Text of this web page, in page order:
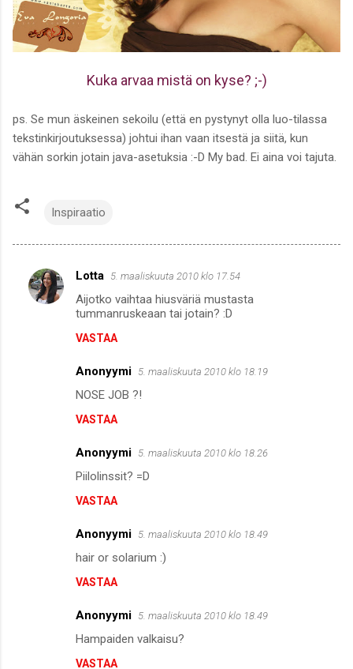
Kuka arvaa mistä on kyse? ;-)
ps. Se mun äskeinen sekoilu (että en pystynyt olla luo-tilassa
tekstinkirjoutuksessa) johtui ihan vaan itsestä ja siitä, kun
vähän sorkin jotain java-asetuksia :-D My bad. Ei aina voi tajuta.
Inspiraatio
K
o
Lotta 5. maaliskuuta 2010 klo 17.54
Aijotko vaihtaa hiusväriä mustasta
tummanruskeaan tai jotain? :D
VASTAA
Anonyymi 5. maaliskuuta 2010 klo 18.19
NOSE JOB ?!
VASTAA
Anonyymi 5. maaliskuuta 2010 klo 18.26
Piilolinssit? =D
VASTAA
Anonyymi 5. maaliskuuta 2010 klo 18.49
hair or solarium :)
VASTAA
Anonyymi 5. maaliskuuta 2010 klo 18.49
Hampaiden valkaisu?
VASTAA